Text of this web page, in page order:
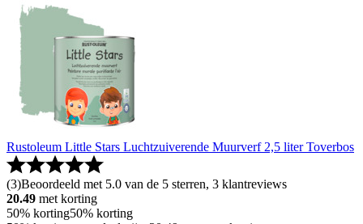
Rustoleum Little Stars Luchtzuiverende Muurverf 2,5 liter Toverbos
(3)Beoordeeld met 5.0 van de 5 sterren, 3 klantreviews
20.49 met korting
50% korting50% korting